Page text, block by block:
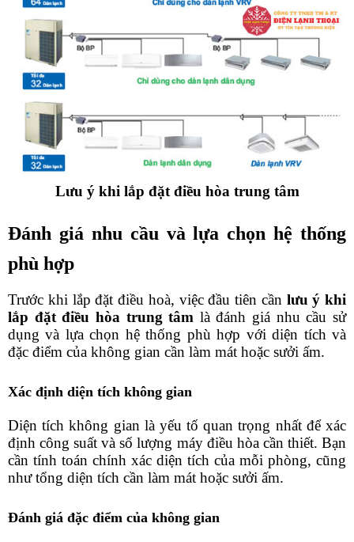
Lưu ý khi lắp đặt điều hòa trung tâm
Đánh giá nhu cầu và lựa chọn hệ thống
phù hợp
Trước khi lắp đặt điều hoà, việc đầu tiên cần lưu ý khi
lắp đặt điều hòa trung tâm là đánh giá nhu cầu sử
dụng và lựa chọn hệ thống phù hợp với diện tích và
đặc điểm của không gian cần làm mát hoặc sưởi ấm.
Xác định diện tích không gian
Diện tích không gian là yếu tố quan trọng nhất để xác
định công suất và số lượng máy điều hòa cần thiết. Bạn
cần tính toán chính xác diện tích của mỗi phòng, cũng
như tổng diện tích cần làm mát hoặc sưởi ấm.
Đánh giá đặc điểm của không gian